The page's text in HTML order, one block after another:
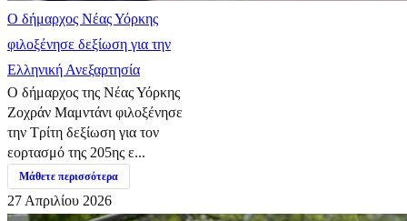
Ο δήμαρχος Νέας Υόρκης
φιλοξένησε δεξίωση για την
Ελληνική Ανεξαρτησία
Ο δήμαρχος της Νέας Υόρκης
Ζοχράν Μαμντάνι φιλοξένησε
την Τρίτη δεξίωση για τον
εορτασμό της 205ης ε...
Μάθετε περισσότερα
27 Απριλίου 2026